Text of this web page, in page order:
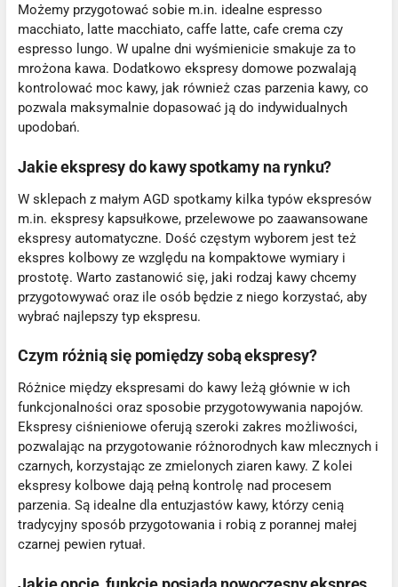
Możemy przygotować sobie m.in. idealne espresso
macchiato, latte macchiato, caffe latte, cafe crema czy
espresso lungo. W upalne dni wyśmienicie smakuje za to
mrożona kawa. Dodatkowo ekspresy domowe pozwalają
kontrolować moc kawy, jak również czas parzenia kawy, co
pozwala maksymalnie dopasować ją do indywidualnych
upodobań.
Jakie ekspresy do kawy spotkamy na rynku?
W sklepach z małym AGD spotkamy kilka typów ekspresów
m.in. ekspresy kapsułkowe, przelewowe po zaawansowane
ekspresy automatyczne. Dość częstym wyborem jest też
ekspres kolbowy ze względu na kompaktowe wymiary i
prostotę. Warto zastanowić się, jaki rodzaj kawy chcemy
przygotowywać oraz ile osób będzie z niego korzystać, aby
wybrać najlepszy typ ekspresu.
Czym różnią się pomiędzy sobą ekspresy?
Różnice między ekspresami do kawy leżą głównie w ich
funkcjonalności oraz sposobie przygotowywania napojów.
Ekspresy ciśnieniowe oferują szeroki zakres możliwości,
pozwalając na przygotowanie różnorodnych kaw mlecznych i
czarnych, korzystając ze zmielonych ziaren kawy. Z kolei
ekspresy kolbowe dają pełną kontrolę nad procesem
parzenia. Są idealne dla entuzjastów kawy, którzy cenią
tradycyjny sposób przygotowania i robią z porannej małej
czarnej pewien rytuał.